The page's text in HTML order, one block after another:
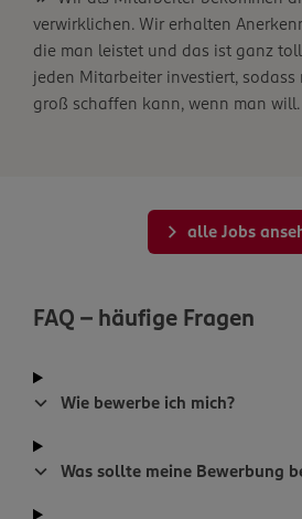
verwirklichen. Wir erhalten
die man leistet und das ist ganz
jeden Mitarbeiter investiert, sodass
groß schaffen kann, wenn man will.
alle Jobs
FAQ – häufige Fragen
Wie bewerbe ich mich?
Was sollte meine Bewerbung